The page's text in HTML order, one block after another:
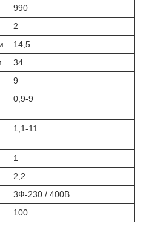
990
2
14,5
34
9
0,9-9
1,1-11
1
2,2
3Ф-230 / 400В
100